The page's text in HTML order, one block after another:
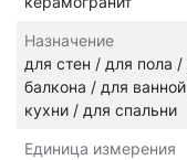
Назначение
для стен / для пола
балкона / для
кухни / для спальни
Единица измерения